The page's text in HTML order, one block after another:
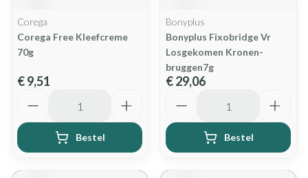
Corega
Corega Free Kleefcreme
70g
€ 9,51
Bestel
Bonyplus
Bonyplus Fixobridge Vr
Losgekomen Kronen-
bruggen7g
€ 29,06
Bestel